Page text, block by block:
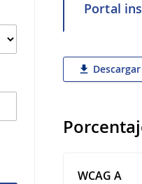
Portal
WCAG A